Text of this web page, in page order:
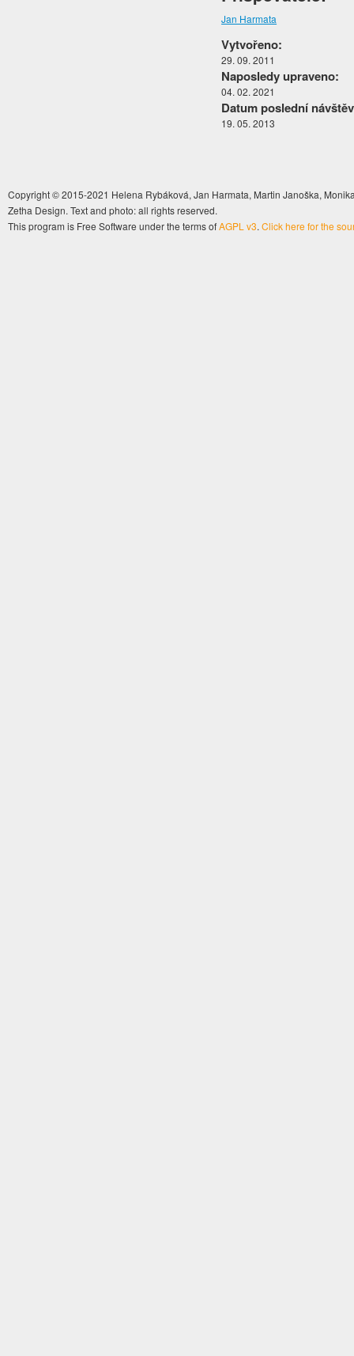
Jan Harmata
Vytvořeno:
29. 09. 2011
Naposledy upraveno:
04. 02. 2021
Datum poslední
19. 05. 2013
Copyright © 2015-2021 Helena Rybáková, Jan Harmata, Martin Janoška,
Zetha Design. Text and photo: all rights reserved.
This program is Free Software under the terms ofAGPL v3. Click here for the